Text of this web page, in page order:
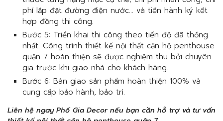
phí lắp đặt đường điện nước… và tiến hành ký kết
hợp đồng thi công.
Bước 5: Triển khai thi công theo tiến độ đã thống
nhất. Công trình thiết kế nội thất căn hộ penthouse
quận 7 hoàn thiện sẽ được nghiệm thu bởi chuyên
gia trước khi giao nhà cho khách hàng.
Bước 6: Bàn giao sản phẩm hoàn thiện 100% và
cung cấp bảo hành, bảo trì.
Liên hệ ngay Phố Gia Decor nếu bạn cần hỗ trợ và tư vấn